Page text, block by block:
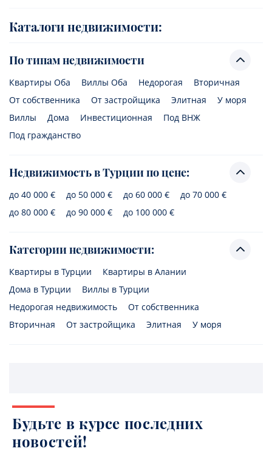
Каталоги недвижимости:
По типам недвижимости
Квартиры Оба Виллы Оба Недорогая
Вторичная
От собственника
От застройщика Элитная
У моря
Виллы
Дома Инвестиционная
Под ВНЖ
Под гражданство
Недвижимость в Турции по цене:
до 40 000 € до 50 000 € до 60 000 €
до 70 000 €
до 80 000 €
до 90 000 € до 100 000 €
Категории недвижимости:
Квартиры в Турции
Квартиры в Алании
Дома в Турции
Виллы в Турции
Недорогая недвижимость
От собственника
Вторичная
От застройщика Элитная У моря
Будьте в курсе последних
новостей!